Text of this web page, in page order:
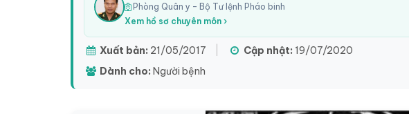
Phòng Quân y – Bộ Tư lệnh Pháo binh
Xem hồ sơ chuyên môn ›
Xuất bản: 21/05/2017 Cập nhật: 19/07/2020
Dành cho: Người bệnh